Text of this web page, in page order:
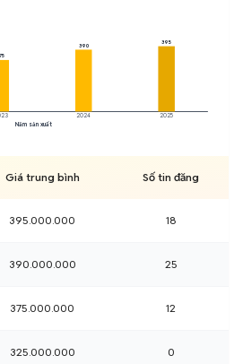
2024 2025
390 395
Năm sản xuất
Giá trung bình Số tin đăng
395.000.000 18
390.000.000 25
375.000.000 12
325.000.000 0